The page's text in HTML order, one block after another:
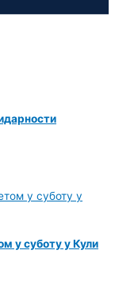
у суботу у Кули